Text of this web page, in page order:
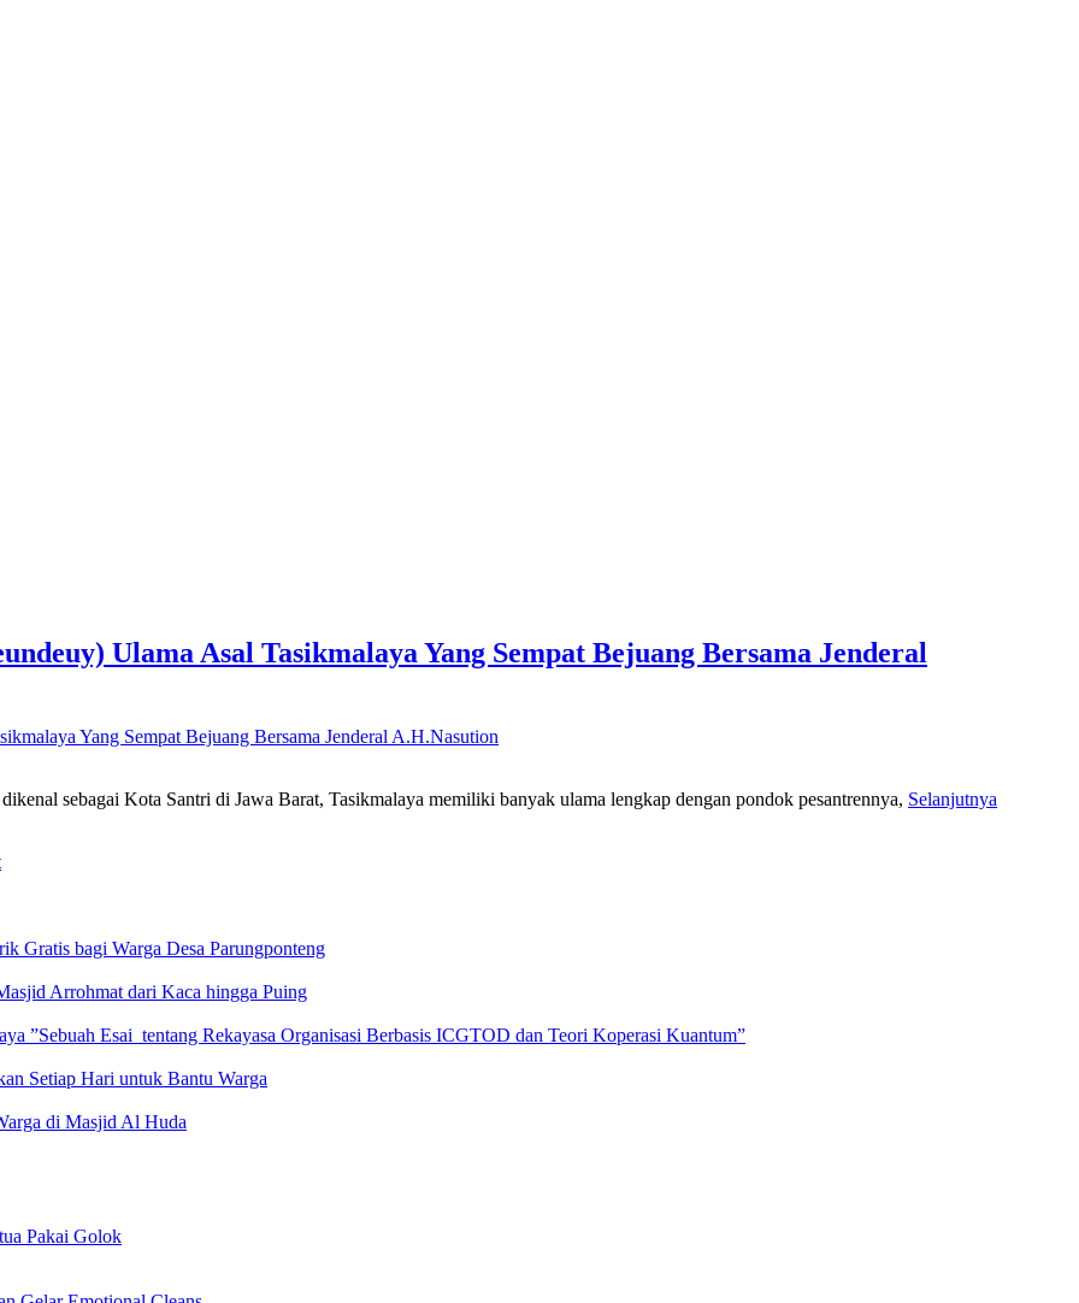
Ulama Asal Tasikmalaya Yang Sempat Bejuang Bersama Jenderal
sebagai Kota Santri di Jawa Barat, Tasikmalaya memiliki banyak ulama lengkap dengan pondok pesantrennya, Selanjutnya
Gratis bagi Warga Desa Parungponteng
Arrohmat dari Kaca hingga Puing
”Sebuah Esai tentang Rekayasa Organisasi Berbasis ICGTOD dan Teori Koperasi Kuantum”
Setiap Hari untuk Bantu Warga
di Masjid Al Huda
Pakai Golok